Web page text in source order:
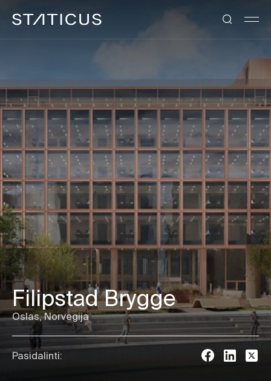
Filipstad Brygge
Oslas, Norvegija
Pasidalinti: